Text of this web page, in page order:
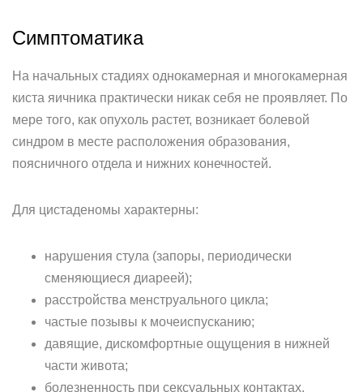
Симптоматика
На начальных стадиях однокамерная и многокамерная
киста яичника практически никак себя не проявляет. По
мере того, как опухоль растет, возникает болевой
синдром в месте расположения образования,
поясничного отдела и нижних конечностей.
Для цистаденомы характерны:
нарушения стула (запоры, периодически
сменяющиеся диареей);
расстройства менструального цикла;
частые позывы к мочеиспусканию;
давящие, дискомфортные ощущения в нижней
части живота;
болезненность при сексуальных контактах.